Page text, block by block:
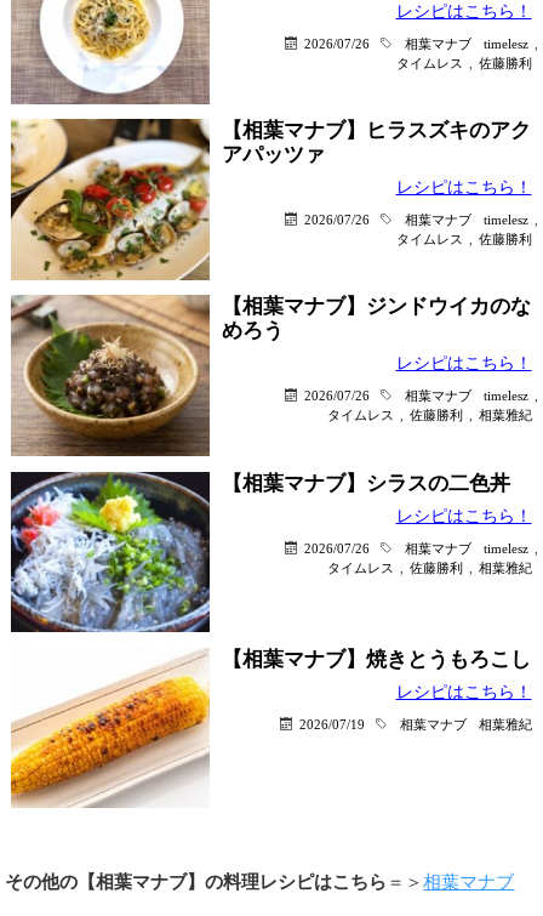
レシピはこちら！
2026/07/26 相葉マナブ timelesz
タイムレス
佐藤勝利
【相葉マナブ】ヒラスズキのアク
アパッツァ
レシピはこちら！
2026/07/26 相葉マナブ timelesz
タイムレス
佐藤勝利
【相葉マナブ】ジンドウイカのな
めろう
レシピはこちら！
2026/07/26 相葉マナブ timelesz
タイムレス
佐藤勝利 相葉雅紀
【相葉マナブ】シラスの二色丼
レシピはこちら！
2026/07/26 相葉マナブ timelesz
タイムレス
佐藤勝利 相葉雅紀
【相葉マナブ】焼きとうもろこし
レシピはこちら！
2026/07/19 相葉マナブ 相葉雅紀
その他の【相葉マナブ】の料理レシピはこちら ＝＞相葉マナブ